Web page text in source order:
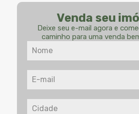
Venda seu
Deixe seu e-mail agora e
caminho para uma venda